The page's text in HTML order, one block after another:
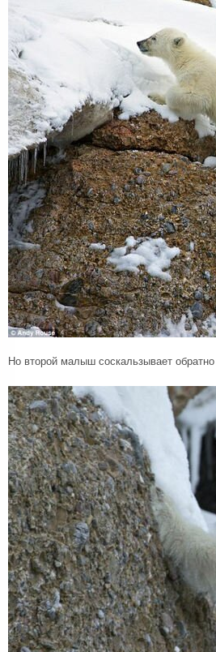
Но второй малыш соскальзывает обратно